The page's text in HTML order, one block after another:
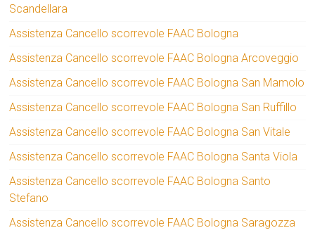
Scandellara
Assistenza Cancello scorrevole FAAC Bologna
Assistenza Cancello scorrevole FAAC Bologna Arcoveggio
Assistenza Cancello scorrevole FAAC Bologna San Mamolo
Assistenza Cancello scorrevole FAAC Bologna San Ruffillo
Assistenza Cancello scorrevole FAAC Bologna San Vitale
Assistenza Cancello scorrevole FAAC Bologna Santa Viola
Assistenza Cancello scorrevole FAAC Bologna Santo
Stefano
Assistenza Cancello scorrevole FAAC Bologna Saragozza